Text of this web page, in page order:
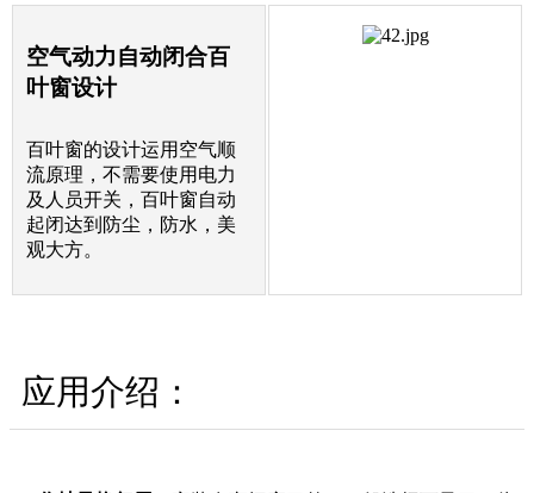
空气动力自动闭合百
叶窗设计
百叶窗的设计运用空气顺
流原理，不需要使用电力
及人员开关，百叶窗自动
起闭达到防尘，防水，美
观大方。
应用介绍：